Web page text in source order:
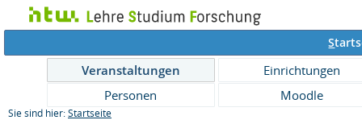
S
Veranstaltungen
Einrichtungen
Personen
Moodle
Sie sind hier: Startseite